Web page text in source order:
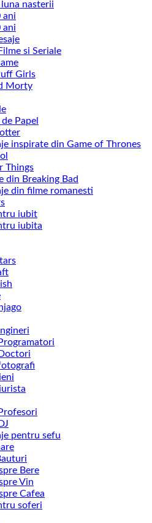
nasterii
ani
ani
si Seriale
Girls
Morty
Papel
inspirate din Game of Thrones
Things
din Breaking Bad
din filme romanesti
iubit
iubita
pentru sefu
Bere
Vin
Cafea
soferi